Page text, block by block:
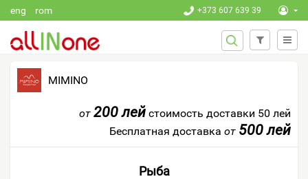
eng rom +373 607 639 39
ФОРМА
ПОИСКА
Поиск
MIMINO
от 200 лей стоимость доставки 50 лей
Бесплатная доставка от 500 лей
Рыба